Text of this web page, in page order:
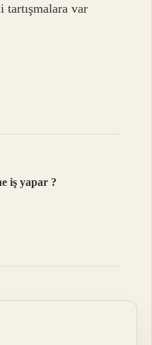
tartışmalara var
iş yapar ?